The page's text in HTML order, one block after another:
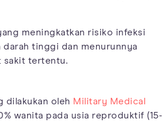
meningkatkan risiko infeksi
darah tinggi dan menurunnya
sakit tertentu.
dilakukan oleh Military Medical
wanita pada usia reproduktif (15-